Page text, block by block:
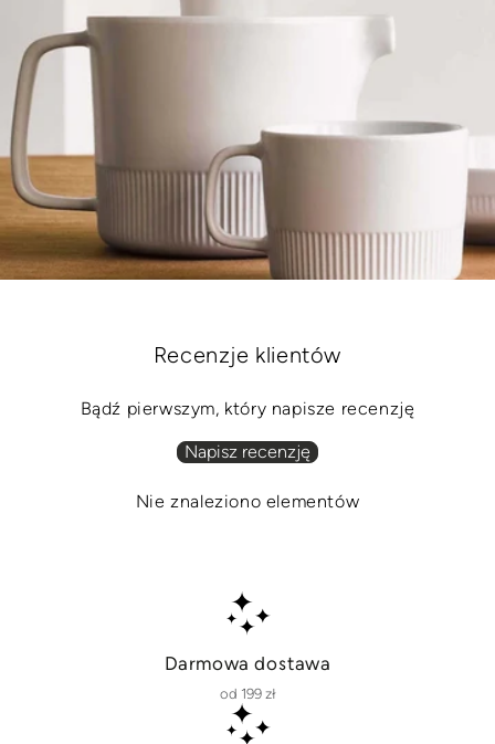
Recenzje klientów
Bądź pierwszym, który napisze recenzję
Napisz recenzję
Nie znaleziono elementów
Darmowa dostawa
od 199 zł